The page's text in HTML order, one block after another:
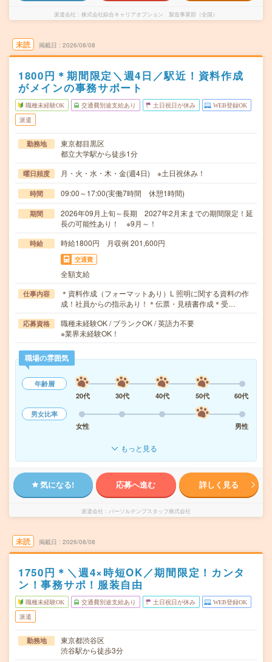
派遣会社 株式会社綜合キャリアオプション 製造事業部（全国）
未読 掲載日 2026/08/08
1800円＊期間限定＼週4日／駅近！資料作成
がメインの事務サポート
職種未経験OK 交通費別途支給あり 土日祝日が休み WEB登録OK
派遣
勤務地
東京都目黒区
都立大学駅から徒歩1分
曜日頻度 月・火・水・木・金(週4日) ※土日祝休み！
時間 09:00～17:00(実働7時間 休憩1時間)
期間
2026年09月上旬～長期 2027年2月末までの期間限定！延
長の可能性あり！ ※9月～！
時給 時給1800円 月収例 201,600円
交通費
全額支給
仕事内容
＊資料作成（フォーマットあり）L 照明に関する資料の作
成！社員からの指示あり！＊伝票・見積書作成＊受…
応募資格
職種未経験OK / ブランクOK / 英語力不要
※業界未経験OK！
職場の雰囲気
年齢層
20代
30代 40代 50代
60代
男女比率
女性
男性
もっと見る
気になる! 応募へ進む 詳しく見る
派遣会社 パーソルテンプスタッフ株式会社
未読 掲載日 2026/08/08
1750円＊＼週4×時短OK／期間限定！カンタ
ン！事務サポ！服装自由
職種未経験OK 交通費別途支給あり 土日祝日が休み WEB登録OK
派遣
勤務地
東京都渋谷区
渋谷駅から徒歩3分